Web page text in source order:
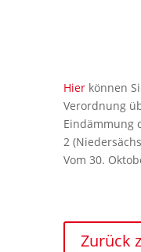
Hierkönnen
Verordnung
Eindämmung
2
Vom 30.
Zurück